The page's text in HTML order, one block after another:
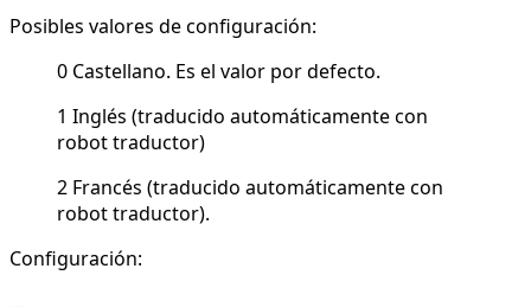
Posibles valores de configuración:
0 Castellano. Es el valor por defecto.
1 Inglés (traducido automáticamente con
robot traductor)
2 Francés (traducido automáticamente con
robot traductor).
Configuración: